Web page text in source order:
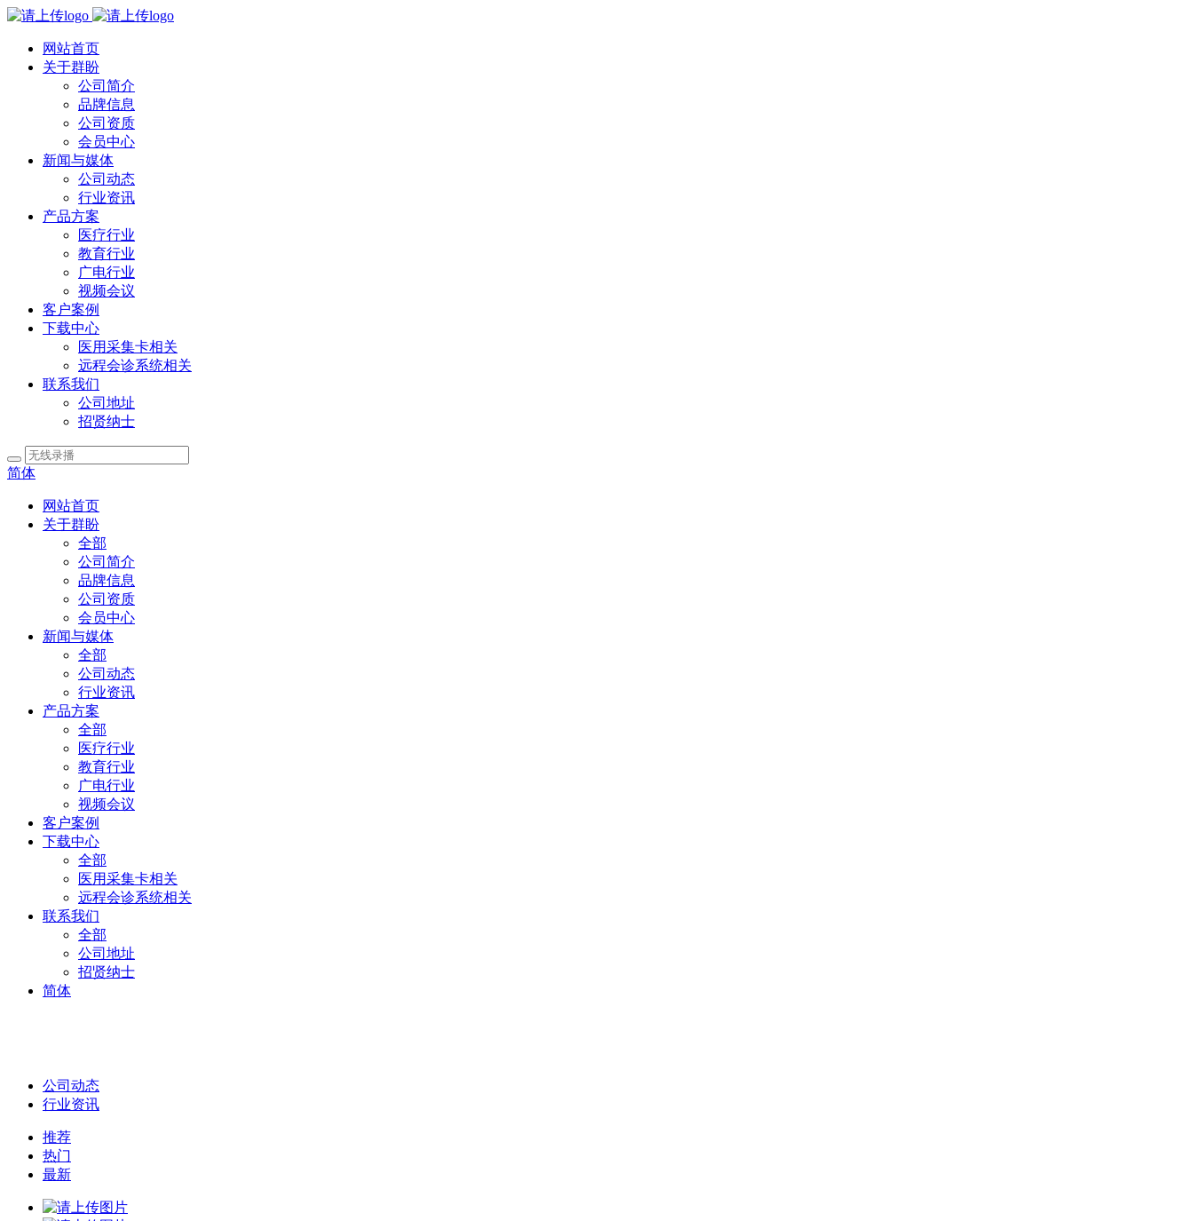
网站首页
关于群盼
公司简介
品牌信息
公司资质
会员中心
新闻与媒体
公司动态
行业资讯
产品方案
医疗行业
教育行业
广电行业
视频会议
客户案例
下载中心
医用采集卡相关
远程会诊系统相关
联系我们
公司地址
招贤纳士
简体
网站首页
关于群盼
全部
公司简介
品牌信息
公司资质
会员中心
新闻与媒体
全部
公司动态
行业资讯
产品方案
全部
医疗行业
教育行业
广电行业
视频会议
客户案例
下载中心
全部
医用采集卡相关
远程会诊系统相关
联系我们
全部
公司地址
招贤纳士
简体
公司动态
行业资讯
推荐
热门
最新